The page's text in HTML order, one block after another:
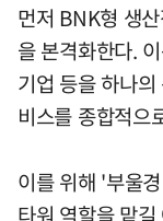
먼저 BNK형 생
을 본격화한다.
기업 등을 하나
비스를 종합적으
이를 위해 '부울
타워 역할을 맡